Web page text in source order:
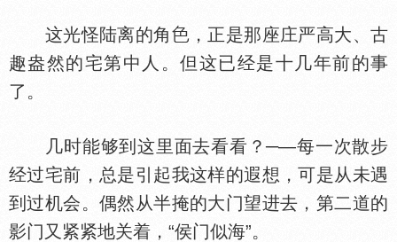
这光怪陆离的角
，正是那座庄严高大、古
趣盎然的宅第中人。但这已经是十几年前的事
了。
几时能够到这里面去看看？─—每一次散步
经过宅前，总是引起我这样的遐想，可是从未遇
到过机会。偶然从半掩的大门望进去，第二道的
影门又紧紧地关着，“侯门似海”。